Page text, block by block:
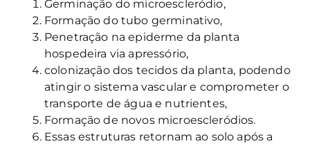
Germinação do microescleródio,
Formação do tubo germinativo,
Penetração na epiderme da planta
hospedeira via apressório,
colonização dos tecidos da planta, podendo
atingir o sistema vascular e comprometer o
transporte de água e nutrientes,
Formação de novos microescleródios.
Essas estruturas retornam ao solo após a